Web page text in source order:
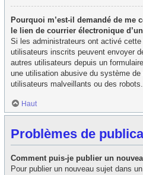
Pourquoi m’est-il demandé de me
le lien de courrier électronique
Si les administrateurs ont activé
utilisateurs inscrits peuvent envoyer
autres utilisateurs depuis un
une utilisation abusive du système
utilisateurs malveillants ou des robots.
Haut
Problèmes de
Comment puis-je publier un
Pour publier un nouveau sujet dans